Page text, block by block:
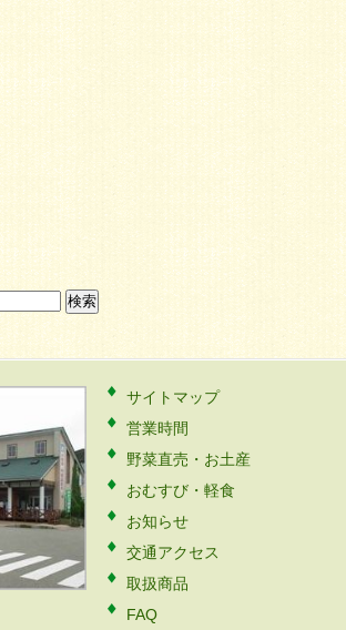
サイトマップ
営業時間
野菜直売・お土産
おむすび・軽食
お知らせ
交通アクセス
取扱商品
FAQ